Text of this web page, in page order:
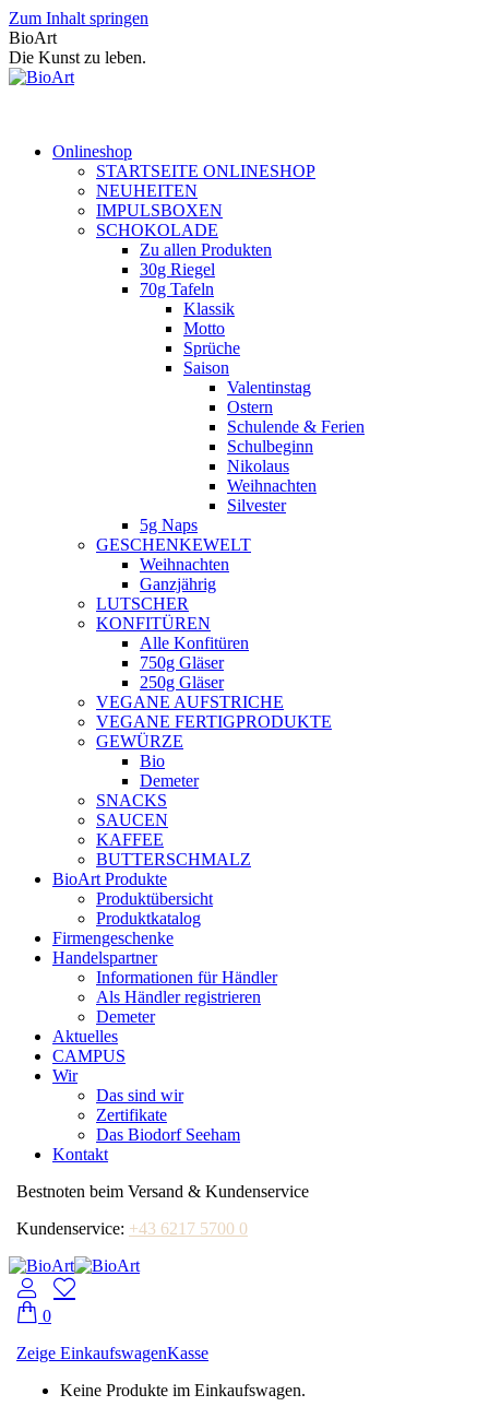
Zum Inhalt springen
BioArt
Die Kunst zu leben.
Onlineshop
STARTSEITE ONLINESHOP
NEUHEITEN
IMPULSBOXEN
SCHOKOLADE
Zu allen Produkten
30g Riegel
70g Tafeln
Klassik
Motto
Sprüche
Saison
Valentinstag
Ostern
Schulende & Ferien
Schulbeginn
Nikolaus
Weihnachten
Silvester
5g Naps
GESCHENKEWELT
Weihnachten
Ganzjährig
LUTSCHER
KONFITÜREN
Alle Konfitüren
750g Gläser
250g Gläser
VEGANE AUFSTRICHE
VEGANE FERTIGPRODUKTE
GEWÜRZE
Bio
Demeter
SNACKS
SAUCEN
KAFFEE
BUTTERSCHMALZ
BioArt Produkte
Produktübersicht
Produktkatalog
Firmengeschenke
Handelspartner
Informationen für Händler
Als Händler registrieren
Demeter
Aktuelles
CAMPUS
Wir
Das sind wir
Zertifikate
Das Biodorf Seeham
Kontakt
Bestnoten beim Versand & Kundenservice
Kundenservice: +43 6217 5700 0
0
Zeige EinkaufswagenKasse
Keine Produkte im Einkaufswagen.